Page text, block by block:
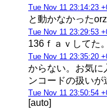
Tue Nov 11 23:14:23
と動かなかった
Tue Nov 11 23:29:53
136ｆａｖしてた
Tue Nov 11 23:35:20
からない。お気に
ンコードの扱いが
Tue Nov 11 23:50:54
[auto]